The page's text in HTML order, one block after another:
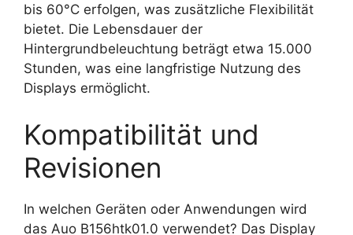
bis 60°C erfolgen, was zusätzliche Flexibilität
bietet. Die Lebensdauer der
Hintergrundbeleuchtung beträgt etwa 15.000
Stunden, was eine langfristige Nutzung des
Displays ermöglicht.
Kompatibilität und
Revisionen
In welchen Geräten oder Anwendungen wird
das Auo B156htk01.0 verwendet? Das Display